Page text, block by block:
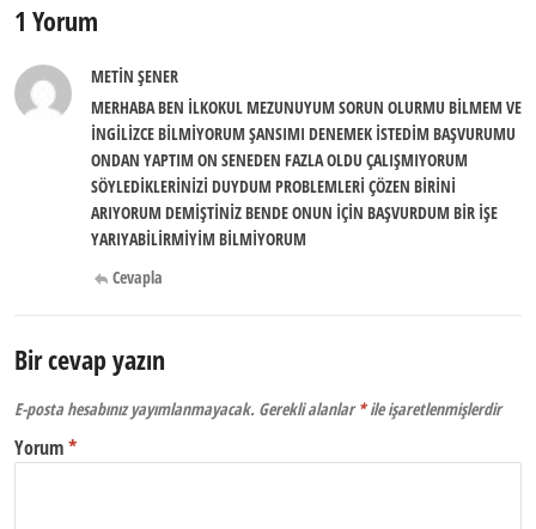
1 Yorum
METİN ŞENER
MERHABA BEN İLKOKUL MEZUNUYUM SORUN OLURMU BİLMEM VE
İNGİLİZCE BİLMİYORUM ŞANSIMI DENEMEK İSTEDİM BAŞVURUMU
ONDAN YAPTIM ON SENEDEN FAZLA OLDU ÇALIŞMIYORUM
SÖYLEDİKLERİNİZİ DUYDUM PROBLEMLERİ ÇÖZEN BİRİNİ
ARIYORUM DEMİŞTİNİZ BENDE ONUN İÇİN BAŞVURDUM BİR İŞE
YARIYABİLİRMİYİM BİLMİYORUM
Cevapla
Bir cevap yazın
E-posta hesabınız yayımlanmayacak. Gerekli alanlar*ile işaretlenmişlerdir
Yorum*